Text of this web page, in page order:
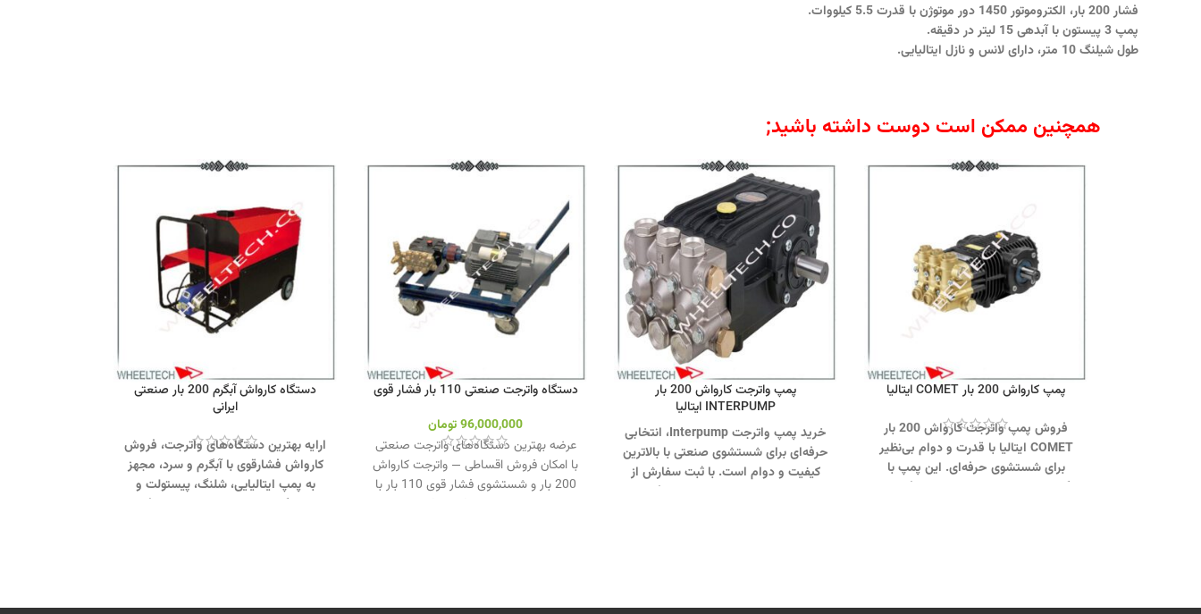
فشار 200 بار، الکتروموتور 1450 دور موتوژن با قدرت 5.5 کیلووات.
پمپ 3 پیستون با آبدهی 15 لیتر در دقیقه.
طول شیلنگ 10 متر، دارای لانس و نازل ایتالیایی.
همچنین ممکن است دوست داشته باشید;
پمپ کارواش 200 بار COMET ایتالیا
فروش پمپ واترجت کارواش 200 بار
COMET ایتالیا با قدرت و دوام بی‌نظیر
برای شستشوی حرفه‌ای. این پمپ با
گارانتی معتبر و خدمات پس از فروش
پمپ واترجت کارواش 200 بار
INTERPUMP ایتالیا
خرید پمپ واترجت Interpump، انتخابی
حرفه‌ای برای شستشوی صنعتی با بالاترین
کیفیت و دوام است. با ثبت سفارش از
طریق واتساپ یا تماس با واحد فروش
دستگاه واترجت صنعتی 110 بار فشار قوی
96,000,000تومان
عرضه بهترین دستگاه‌های واترجت صنعتی
با امکان فروش اقساطی — واترجت کارواش
200 بار و شستشوی فشار قوی 110 بار با
اینستاگرام ویل تک کلیک کنید.
دستگاه کارواش آبگرم 200 بار صنعتی
ایرانی
ارایه بهترین دستگاه‌های واترجت، فروش
کارواش فشارقوی با آبگرم و سرد، مجهز
به پمپ ایتالیایی، شلنگ، پیستولت و
مشعل گازوییلی برای شستشوی حرفه‌ای.